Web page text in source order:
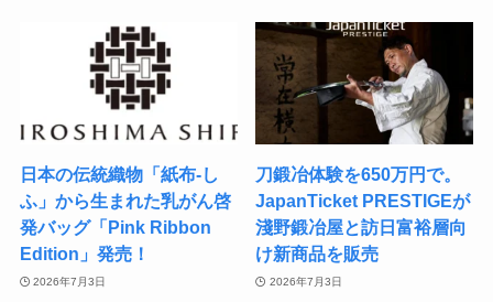
日本の伝統織物「紙布-し
ふ」から生まれた乳がん啓
発バッグ「Pink Ribbon
Edition」発売！
2026年7月3日
刀鍛冶体験を650万円で。
JapanTicket PRESTIGEが
淺野鍛冶屋と訪日富裕層向
け新商品を販売
2026年7月3日